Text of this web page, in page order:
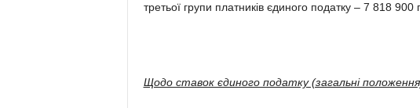
третьої групи платників єдиного податку – 7 818 900
Щодо ставок єдиного податку (загальні